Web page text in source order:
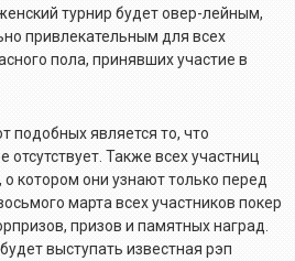
турнир будет овер-лейным,
привлекательным для всех
пола, принявших участие в
подобных является то, что
Также всех участниц
котором они узнают только перед
марта всех участников покер
призов и памятных наград.
выступать известная рэп